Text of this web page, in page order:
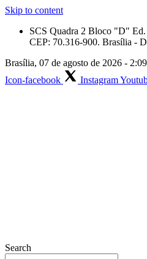
Skip to content
SCS Quadra 2 Bloco "D" Ed.
CEP: 70.316-900. Brasília -
Brasília, 07 de agosto de 2026 - 2:09
Icon-facebook
Instagram
Search